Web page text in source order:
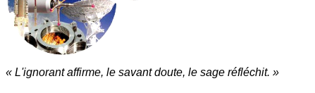
« L'ignorant affirme, le savant doute, le sage réfléchit. »